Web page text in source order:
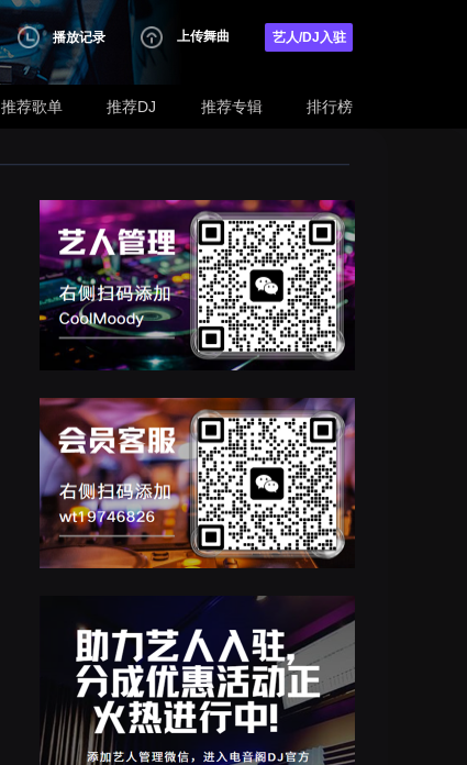
播放记录 上传舞曲 艺人/DJ入驻
推荐歌单 推荐DJ 推荐专辑 排行榜